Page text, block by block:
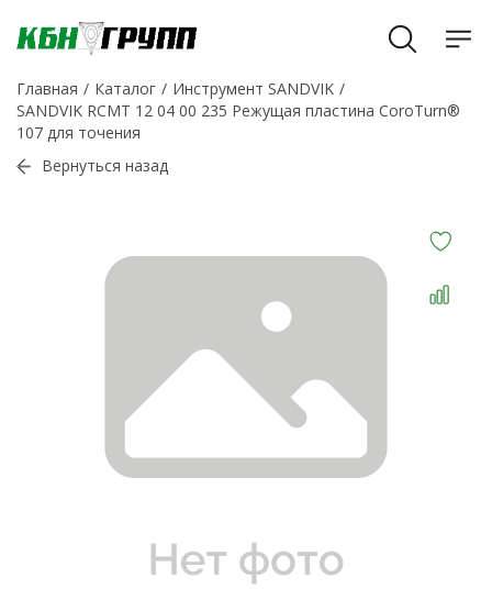
Главная Каталог
Инструмент SANDVIK
SANDVIK RCMT 12 04 00 235 Режущая пластина CoroTurn®
107 для точения
Вернуться назад